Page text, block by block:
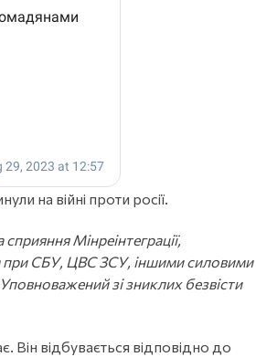
на війні проти росії.
Мінреінтеграції,
при СБУ, ЦВС ЗСУ, іншими силовими
зі зниклих безвісти
Він відбувається відповідно до